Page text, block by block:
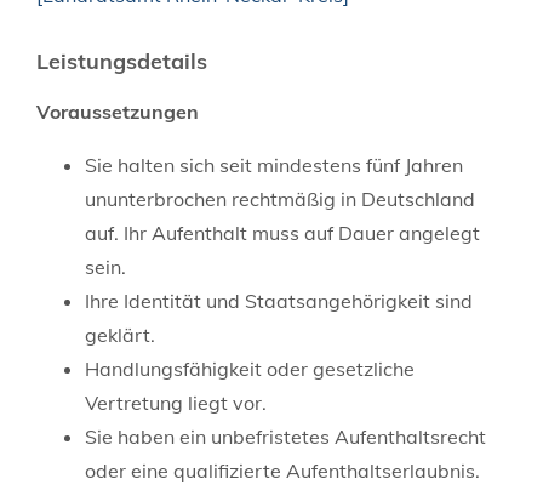
Leistungsdetails
Voraussetzungen
Sie halten sich seit mindestens fünf Jahren
ununterbrochen rechtmäßig in Deutschland
auf. Ihr Aufenthalt muss auf Dauer angelegt
sein.
Ihre Identität und Staatsangehörigkeit sind
geklärt.
Handlungsfähigkeit oder gesetzliche
Vertretung liegt vor.
Sie haben ein unbefristetes Aufenthaltsrecht
oder eine qualifizierte Aufenthaltserlaubnis.